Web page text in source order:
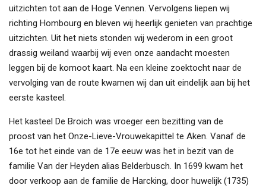
uitzichten tot aan de Hoge Vennen. Vervolgens liepen wij
richting Hombourg en bleven wij heerlijk genieten van prachtige
uitzichten. Uit het niets stonden wij wederom in een groot
drassig weiland waarbij wij even onze aandacht moesten
leggen bij de komoot kaart. Na een kleine zoektocht naar de
vervolging van de route kwamen wij dan uit eindelijk aan bij het
eerste kasteel.
Het kasteel De Broich was vroeger een bezitting van de
proost van het Onze-Lieve-Vrouwekapittel te Aken. Vanaf de
16e tot het einde van de 17e eeuw was het in bezit van de
familie Van der Heyden alias Belderbusch. In 1699 kwam het
door verkoop aan de familie de Harcking, door huwelijk (1735)